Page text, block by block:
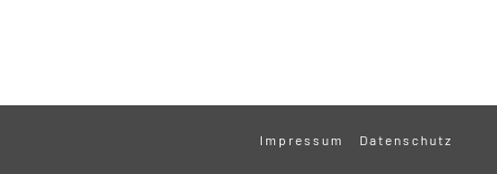
Impressum Datenschutz